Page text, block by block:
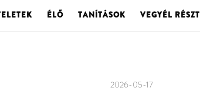
ÉLŐ TANÍTÁSOK VEGYÉL RÉSZT
2026-05-17